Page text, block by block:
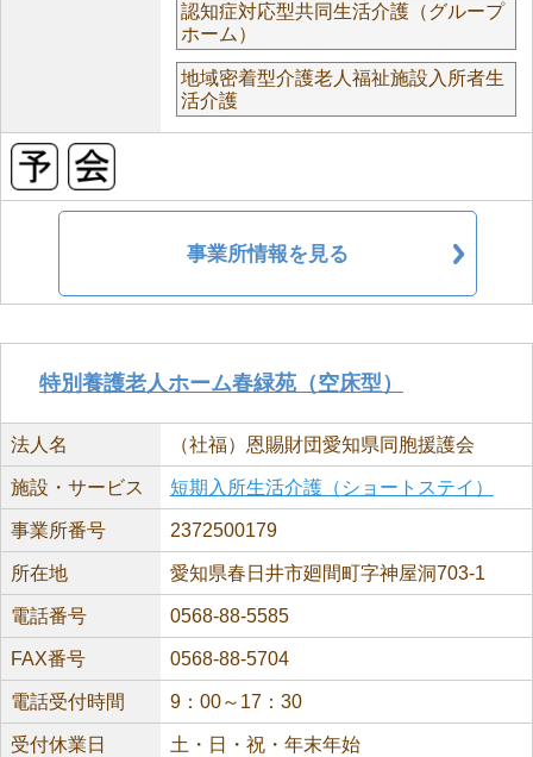
認知症対応型共同生活介護（グループ
ホーム）
地域密着型介護老人福祉施設入所者生
活介護
事業所情報を見る
特別養護老人ホーム春緑苑（空床型）
法人名 （社福）恩賜財団愛知県同胞援護会
施設・サービス 短期入所生活介護（ショートステイ）
事業所番号 2372500179
所在地 愛知県春日井市廻間町字神屋洞703-1
電話番号 0568-88-5585
FAX番号 0568-88-5704
電話受付時間 9：00～17：30
受付休業日 土・日・祝・年末年始